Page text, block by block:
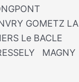
GOMETZ LA
Le BACLE
MAGNY